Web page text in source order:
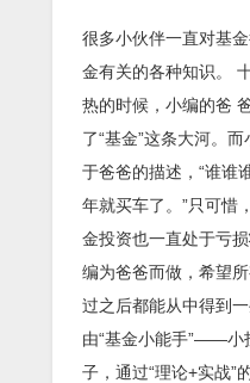
很多小伙伴一直对基
金有关的各种知识。
热的时候，小编的爸
了“基金”这条大河。
于爸爸的描述，“谁谁
年就买车了。”只可惜
金投资也一直处于亏
编为爸爸而做，希望
过之后都能从中得到
由“基金小能手”——
子，通过“理论+实战”